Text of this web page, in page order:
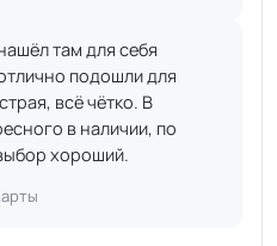
там для себя
подошли для
всё чётко. В
в наличии, по
хороший.